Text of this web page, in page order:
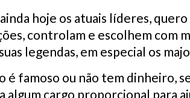
hoje os atuais líderes,
controlam e escolhem com
legendas, em especial os
é famoso ou não tem dinheiro,
algum cargo proporcional para